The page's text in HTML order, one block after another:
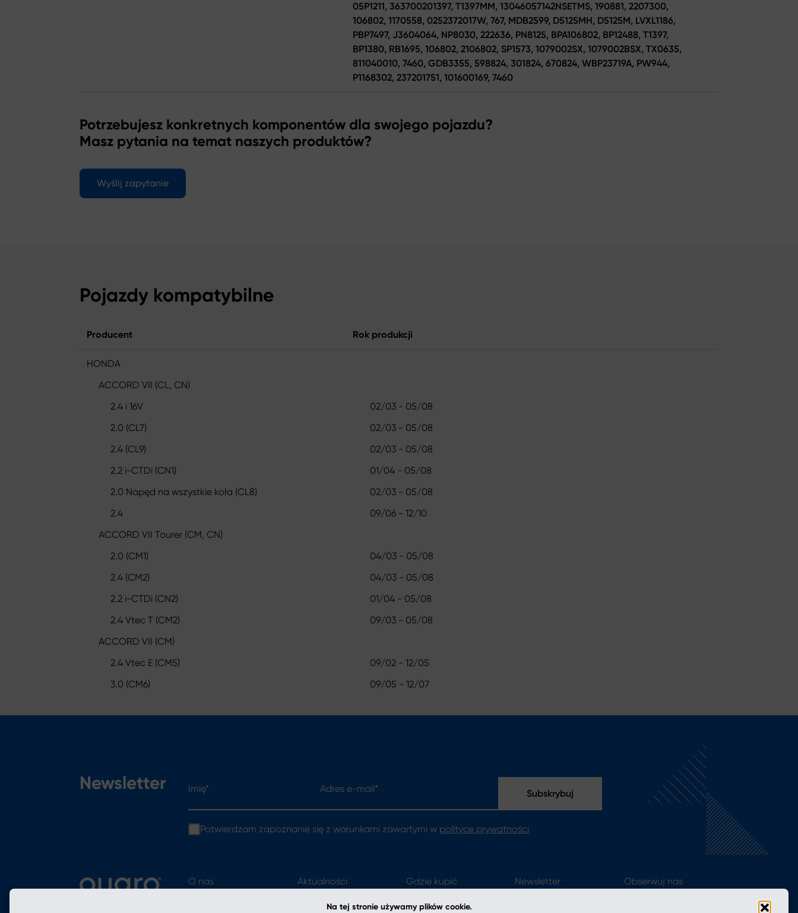
Na tej stronie używamy plików cookie.
05P1211, 363700201397, T1397MM, 13046057142NSETMS, 190881, 2207300,
106802, 1170558, 0252372017W, 767, MDB2599, D5125MH, D5125M, LVXL1186,
PBP7497, J3604064, NP8030, 222636, PN8125, BPA106802, BP12488, T1397,
BP1380, RB1695, 106802, 2106802, SP1573, 1079002SX, 1079002BSX, TX0635,
811040010, 7460, GDB3355, 598824, 301824, 670824, WBP23719A, PW944,
P1168302, 237201751, 101600169, 7460
Potrzebujesz konkretnych komponentów dla swojego pojazdu?
Masz pytania na temat naszych produktów?
Wyślij zapytanie
Pojazdy kompatybilne
Producent Rok produkcji
HONDA
ACCORD VII (CL, CN)
2.4 i 16V
02/03 - 05/08
2.0 (CL7)
02/03 - 05/08
2.4 (CL9)
02/03 - 05/08
2.2 i-CTDi (CN1)
01/04 - 05/08
2.0 Napęd na wszystkie koła (CL8)
02/03 - 05/08
2.4
09/06 - 12/10
ACCORD VII Tourer (CM, CN)
2.0 (CM1)
04/03 - 05/08
2.4 (CM2)
04/03 - 05/08
2.2 i-CTDi (CN2)
01/04 - 05/08
2.4 Vtec T (CM2)
09/03 - 05/08
ACCORD VII (CM)
2.4 Vtec E (CM5)
09/02 - 12/05
3.0 (CM6)
09/05 - 12/07
Newsletter
Potwierdzam zapoznanie się z warunkami zawartymi w polityce prywatności
O nas
Aktualności
Gdzie kupić
Newsletter Obserwuj nas